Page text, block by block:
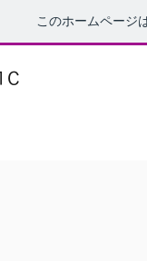
このホームページ